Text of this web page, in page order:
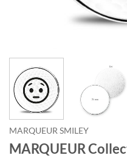
MARQUEUR SMILEY
MARQUEUR